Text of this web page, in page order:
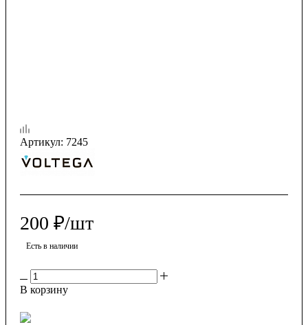
Артикул: 7245
200 ₽/шт
Есть в наличии
В корзину